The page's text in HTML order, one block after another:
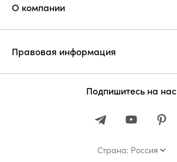
О компании
Правовая информация
Подпишитесь на нас
Страна: Россия